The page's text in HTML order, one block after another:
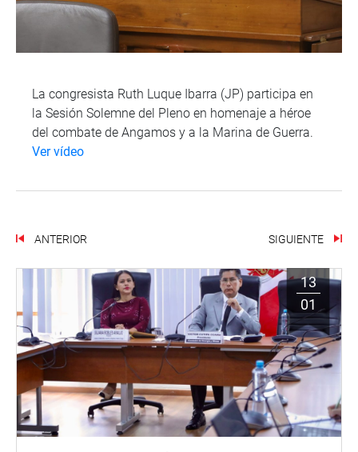
La congresista Ruth Luque Ibarra (JP) participa en
la Sesión Solemne del Pleno en homenaje a héroe
del combate de Angamos y a la Marina de Guerra.
Ver vídeo
ANTERIOR SIGUIENTE
13
01